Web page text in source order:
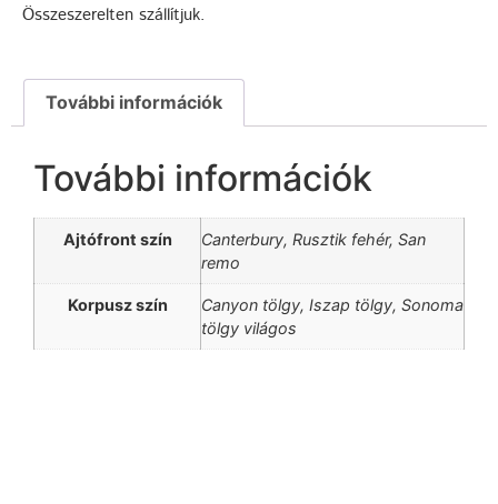
Összeszerelten szállítjuk.
További információk
További információk
Ajtófront szín
Canterbury, Rusztik fehér, San
remo
Korpusz szín
Canyon tölgy, Iszap tölgy, Sonoma
tölgy világos